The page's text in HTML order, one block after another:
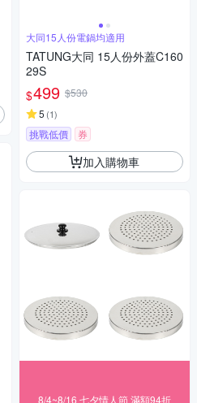
大同15人份電鍋均適用
TATUNG大同 15人份外蓋C160
29S
$499 $530
5 (1)
挑戰低價 券
加入購物車
8/4~8/16 七夕情人節 滿額94折